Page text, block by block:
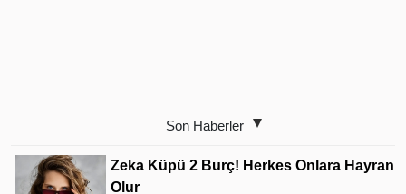
Son Haberler
Zeka Küpü 2 Burç! Herkes Onlara Hayran
Olur